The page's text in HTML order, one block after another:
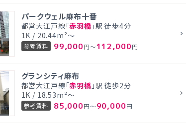
パークウェル麻布十番
都営大江戸線「赤羽橋 」駅 徒歩4分
1K / 20.44m²～
参考賃料 99,000円～112,000円
グランシティ麻布
都営大江戸線「赤羽橋 」駅 徒歩2分
1K / 18.53m²～
参考賃料 85,000円～90,000円